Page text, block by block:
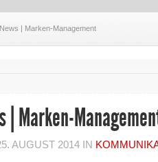
| Marken-Management
| Marken-
AUGUST 2014 IN